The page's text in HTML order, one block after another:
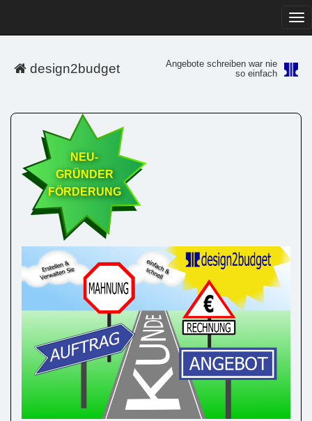
design2budget
Angebote schreiben war nie
so einfach
NEU-
GRÜNDER
FÖRDERUNG